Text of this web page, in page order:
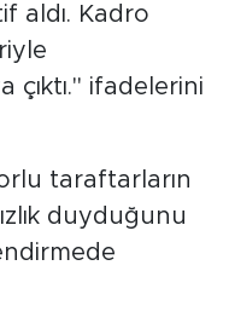
aldı. Kadro
çıktı." ifadelerini
taraftarların
duyduğunu